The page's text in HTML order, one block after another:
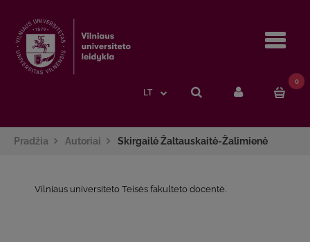
LT
0
Pradžia Autoriai Skirgailė Žaltauskaitė-Žalimienė
Vilniaus universiteto Teisės fakulteto docentė.